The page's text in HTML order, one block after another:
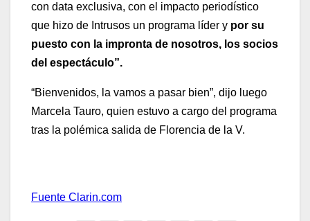
con data exclusiva, con el impacto periodístico
que hizo de Intrusos un programa líder y por su
puesto con la impronta de nosotros, los socios
del espectáculo”.
“Bienvenidos, la vamos a pasar bien”, dijo luego
Marcela Tauro, quien estuvo a cargo del programa
tras la polémica salida de Florencia de la V.
Fuente Clarin.com